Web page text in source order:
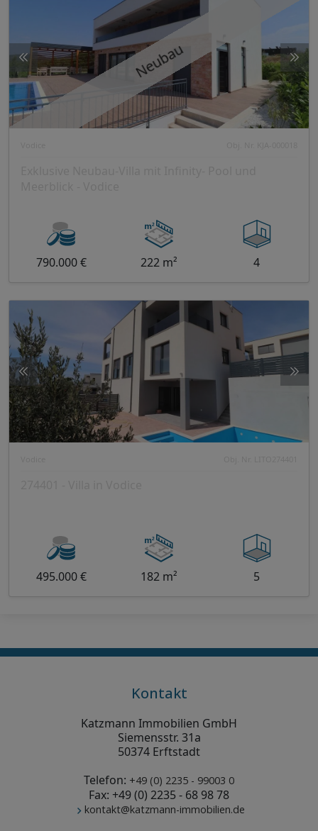
Neubau
790.000 € 222 m² 4
495.000 € 182 m² 5
Kontakt
Katzmann Immobilien GmbH
Siemensstr. 31a
50374 Erftstadt
Telefon: +49 (0) 2235 - 99003 0
Fax: +49 (0) 2235 - 68 98 78
kontakt@katzmann-immobilien.de